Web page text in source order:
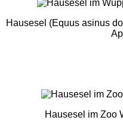
Hausesel (Equus asinus
Hausesel im Zoo